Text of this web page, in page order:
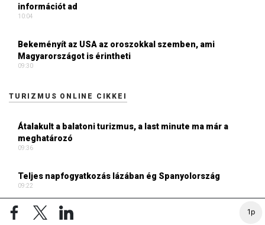
1p
információt ad
10:04
Bekeményít az USA az oroszokkal szemben, ami
Magyarországot is érintheti
09:30
TURIZMUS ONLINE CIKKEI
Átalakult a balatoni turizmus, a last minute ma már a
meghatározó
09:36
Teljes napfogyatkozás lázában ég Spanyolország
09:22
Formabontó ötletek, ikonikus terek, nemzetközi